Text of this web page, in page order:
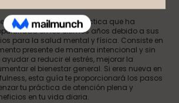
plena, es una práctica que ha
en los últimos años debido a sus
para la salud mental y física. Consiste en
presente de manera intencional y sin
a reducir el estrés, mejorar la
el bienestar general. Si eres nueva en
esta guía te proporcionará los pasos
tu práctica de atención plena y
en tu vida diaria.